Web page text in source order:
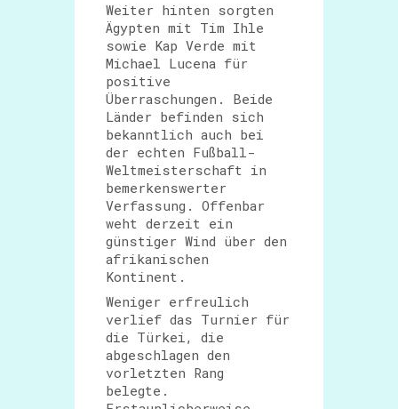
Weiter hinten sorgten
Ägypten mit Tim Ihle
sowie Kap Verde mit
Michael Lucena für
positive
Überraschungen. Beide
Länder befinden sich
bekanntlich auch bei
der echten Fußball-
Weltmeisterschaft in
bemerkenswerter
Verfassung. Offenbar
weht derzeit ein
günstiger Wind über den
afrikanischen
Kontinent.
Weniger erfreulich
verlief das Turnier für
die Türkei, die
abgeschlagen den
vorletzten Rang
belegte.